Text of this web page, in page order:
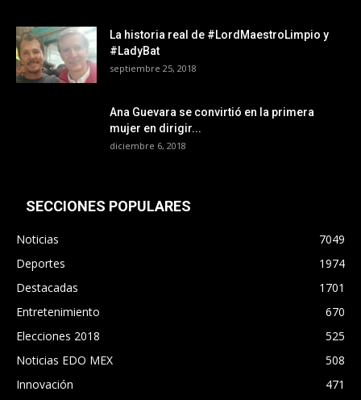
La historia real de #LordMaestroLimpio y
#LadyBat
septiembre 25, 2018
Ana Guevara se convirtió en la primera
mujer en dirigir...
diciembre 6, 2018
SECCIONES POPULARES
Noticias
7049
Deportes
1974
Destacadas
1701
Entretenimiento
670
Elecciones 2018
525
Noticias EDO MEX
508
Innovación
471